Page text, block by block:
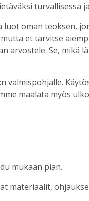
turvallisessa
oman teoksen,
et tarvitse
arvostele. Se, mikä
valmispohjalle.
maalata myös
mukaan pian.
materiaalit,